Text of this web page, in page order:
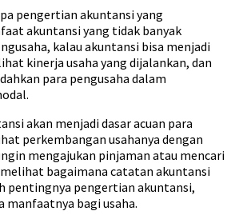
pengertian akuntansi yang
akuntansi yang tidak banyak
kalau akuntansi bisa menjadi
kinerja usaha yang dijalankan, dan
para pengusaha dalam
akan menjadi dasar acuan para
perkembangan usahanya dengan
mengajukan pinjaman atau mencari
bagaimana catatan akuntansi
pentingnya pengertian akuntansi,
manfaatnya bagi usaha.